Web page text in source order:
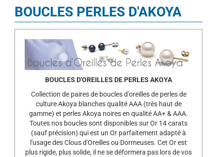
BOUCLES PERLES D'AKOYA
BOUCLES D'OREILLES DE PERLES AKOYA
Collection de paires de boucles d'oreilles de perles de
culture Akoya blanches qualité AAA (très haut de
gamme) et perles Akoya noires en qualité AA+ & AAA.
Toutes nos boucles sont disponibles sur Or 14 carats
(sauf précision) qui est un Or parfaitement adapté à
l'usage des Clous d'Oreilles ou Dormeuses. Cet Or est
plus rigide, plus solide, il ne se déformera pas lors de vos